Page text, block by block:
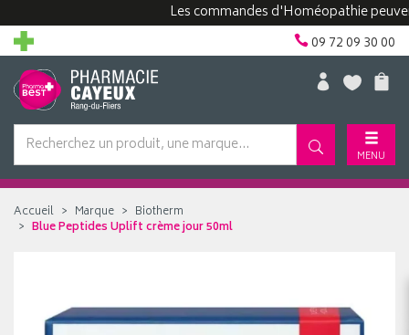
Les commandes d'Homéopathie peuvent
09 72 09 30 00
MENU
Accueil Marque
Biotherm
Blue Peptides Uplift crème jour 50ml